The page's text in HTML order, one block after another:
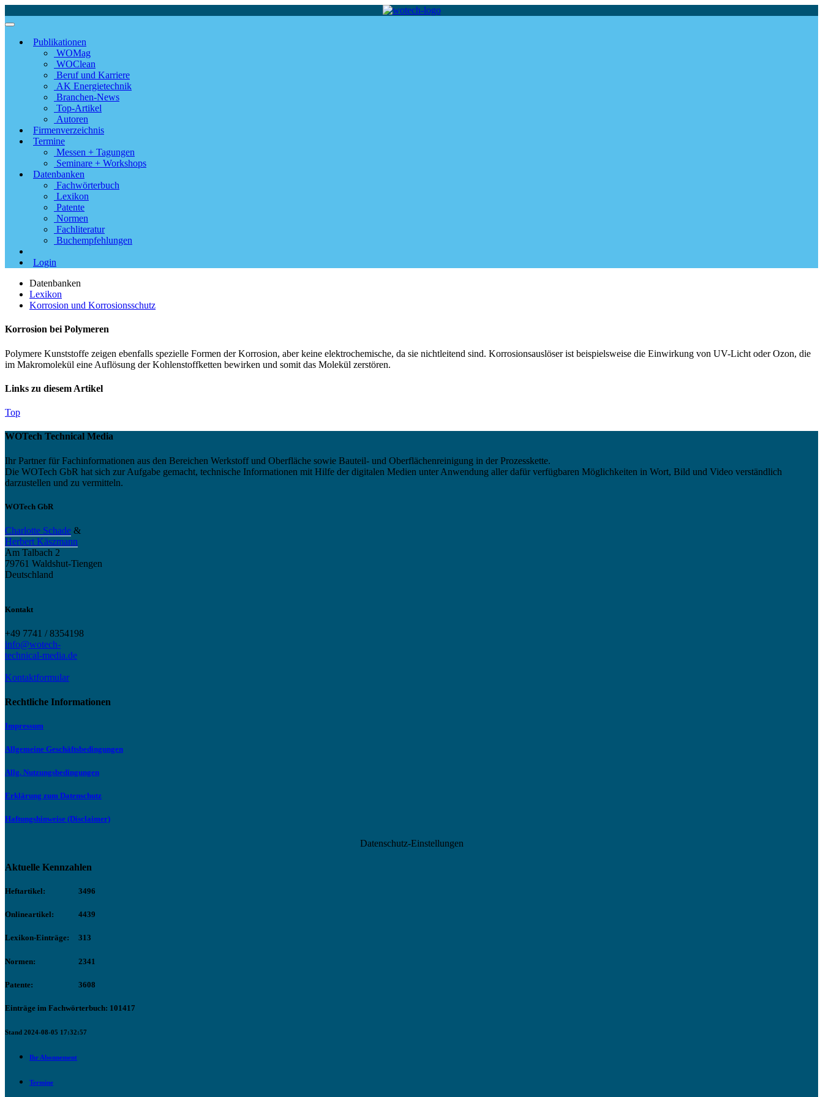
Publikationen
WOMag
WOClean
Beruf und Karriere
AK Energietechnik
Branchen-News
Top-Artikel
Autoren
Firmenverzeichnis
Termine
Messen + Tagungen
Seminare + Workshops
Datenbanken
Fachwörterbuch
Lexikon
Patente
Normen
Fachliteratur
Buchempfehlungen
Login
Datenbanken
Lexikon
Korrosion und Korrosionsschutz
Korrosion bei Polymeren
Polymere Kunststoffe zeigen ebenfalls spezielle Formen der Korrosion, aber keine elektrochemische, da sie nichtleitend sind. Korrosionsauslöser ist beispielsweise die Einwirkung von UV-Licht oder Ozon, die
im Makromolekül eine Auflösung der Kohlenstoffketten bewirken und somit das Molekül zerstören.
Links zu diesem Artikel
Top
WOTech Technical Media
Ihr Partner für Fachinformationen aus den Bereichen Werkstoff und Oberfläche sowie Bauteil- und Oberflächenreinigung in der Prozesskette.
Die WOTech GbR hat sich zur Aufgabe gemacht, technische Informationen mit Hilfe der digitalen Medien unter Anwendung aller dafür verfügbaren Möglichkeiten in Wort, Bild und Video verständlich
darzustellen und zu vermitteln.
WOTech GbR
Charlotte Schade &
Herbert Käszmann
Am Talbach 2
79761 Waldshut-Tiengen
Deutschland
Kontakt
+49 7741 / 8354198
info@wotech-
technical-media.de
Kontaktformular
Rechtliche Informationen
Impressum
Allgemeine Geschäftsbedingungen
Allg. Nutzungsbedingungen
Erklärung zum Datenschutz
Haftungshinweise (Disclaimer)
Datenschutz-Einstellungen
Aktuelle Kennzahlen
Heftartikel: 3496
Onlineartikel: 4439
Lexikon-Einträge: 313
Normen: 2341
Patente: 3608
Einträge im Fachwörterbuch: 101417
Stand 2024-08-05 17:32:57
Ihr Abonnement
Termine